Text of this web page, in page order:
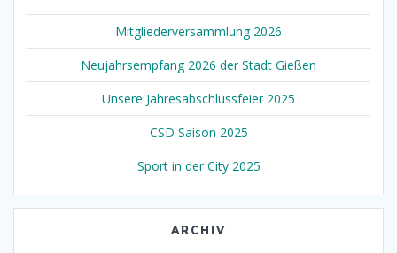
Mitgliederversammlung 2026
Neujahrsempfang 2026 der Stadt Gießen
Unsere Jahresabschlussfeier 2025
CSD Saison 2025
Sport in der City 2025
ARCHIV